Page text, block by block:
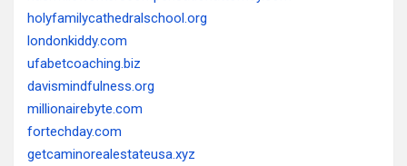
holyfamilycathedralschool.org
londonkiddy.com
ufabetcoaching.biz
davismindfulness.org
millionairebyte.com
fortechday.com
getcaminorealestateusa.xyz